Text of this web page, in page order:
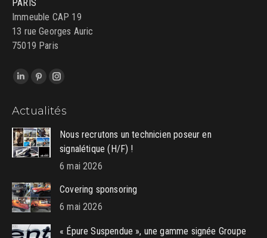
PARIS
Immeuble CAP 19
13 rue Georges Auric
75019 Paris
Trouvez nous sur :
LinkedIn
opens
in
new
window
Pinterest
opens
in
new
window
Instagram
opens
in
new
window
Actualités
Nous recrutons un technicien poseur en
signalétique (H/F) !
6 mai 2026
Covering sponsoring
6 mai 2026
« Épure Suspendue », une gamme signée Groupe